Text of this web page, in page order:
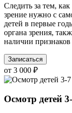
Следить за тем,
зрение нужно с
детей в первые
органа зрения,
наличии
Записаться
от 3 000 ₽
Осмотр детей